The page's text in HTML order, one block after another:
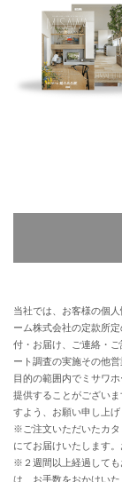
当社では、お客様の個
ーム株式会社の定款所
付・お届け、ご連絡・
ート調査の実施その他
目的の範囲内でミサワ
提供することがござい
すよう、お願い申し上げ
※ご注文いただいたカタ
にてお届けいたします
※２週間以上経過しても
は、お手数をおかけい